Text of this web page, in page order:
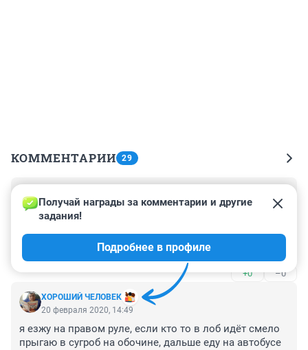
КОММЕНТАРИИ 29
25 февраля 2020, 15:17
Вы все умно рассуждаете,а сами на легковых авто
ездите как обезьяны с гранатой.Я сам вожу фуру и
зарплата у нас не большая,а вот дебилов на легковых
авто хватает.И не надо судить человека который
попал в аварию,что у него с глазами проблемы или
едет на авось,это дело случая и не дай бог вам
попасть в такую ситуацию.
+0 –0
ХОРОШИЙ ЧЕЛОВЕК
Получай награды за комментарии и другие
задания!
Подробнее в профиле
20 февраля 2020, 14:49
я езжу на правом руле, если кто то в лоб идёт смело
прыгаю в сугроб на обочине, дальше еду на автобусе